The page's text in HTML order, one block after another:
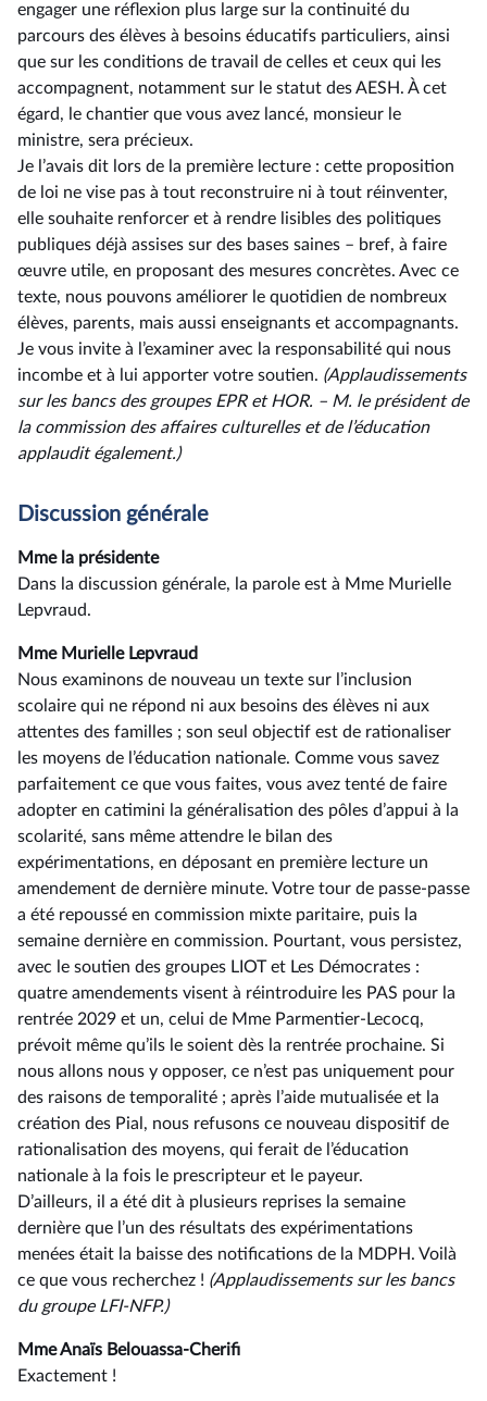
engager une réflexion plus large sur la continuité du
parcours des élèves à besoins éducatifs particuliers, ainsi
que sur les conditions de travail de celles et ceux qui les
accompagnent, notamment sur le statut des AESH. À cet
égard, le chantier que vous avez lancé, monsieur le
ministre, sera précieux.
Je l’avais dit lors de la première lecture : cette proposition
de loi ne vise pas à tout reconstruire ni à tout réinventer,
elle souhaite renforcer et à rendre lisibles des politiques
publiques déjà assises sur des bases saines –⁠ bref, à faire
œuvre utile, en proposant des mesures concrètes. Avec ce
texte, nous pouvons améliorer le quotidien de nombreux
élèves, parents, mais aussi enseignants et accompagnants.
Je vous invite à l’examiner avec la responsabilité qui nous
incombe et à lui apporter votre soutien. (Applaudissements
sur les bancs des groupes EPRetHOR. –⁠ M. leprésidentde
lacommissiondesaffairesculturellesetdel’éducation
applaudit également.)
Discussion générale
Mme la présidente
Dans la discussion générale, la parole est à Mme Murielle
Lepvraud.
Mme Murielle Lepvraud
Nous examinons de nouveau un texte sur l’inclusion
scolaire qui ne répond ni aux besoins des élèves ni aux
attentes des familles ; son seul objectif est de rationaliser
les moyens de l’éducation nationale. Comme vous savez
parfaitement ce que vous faites, vous avez tenté de faire
adopter en catimini la généralisation des pôles d’appui à la
scolarité, sans même attendre le bilan des
expérimentations, en déposant en première lecture un
amendement de dernière minute. Votre tour de passe-passe
a été repoussé en commission mixte paritaire, puis la
semaine dernière en commission. Pourtant, vous persistez,
avec le soutien des groupes LIOT et Les Démocrates :
quatre amendements visent à réintroduire les PAS pour la
rentrée 2029 et un, celui de Mme Parmentier-Lecocq,
prévoit même qu’ils le soient dès la rentrée prochaine. Si
nous allons nous y opposer, ce n’est pas uniquement pour
des raisons de temporalité ; après l’aide mutualisée et la
création des Pial, nous refusons ce nouveau dispositif de
rationalisation des moyens, qui ferait de l’éducation
nationale à la fois le prescripteur et le payeur.
D’ailleurs, il a été dit à plusieurs reprises la semaine
dernière que l’un des résultats des expérimentations
menées était la baisse des notifications de la MDPH. Voilà
ce que vous recherchez ! (Applaudissements sur les bancs
du groupe LFI-NFP.)
Mme Anaïs Belouassa-Cherifi
Exactement !